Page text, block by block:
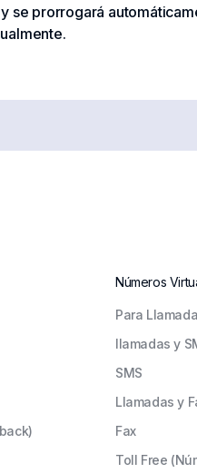
se prorrogará
Números
Para
llamadas y
SMS
Llamadas y
Fax
Toll Free